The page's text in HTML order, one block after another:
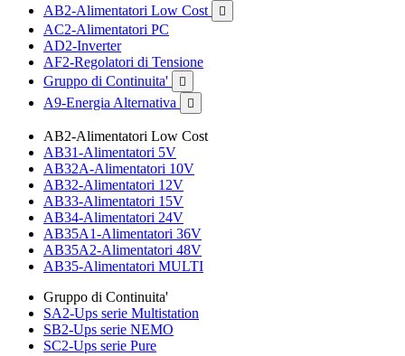
AB2-Alimentatori Low Cost

AC2-Alimentatori PC
AD2-Inverter
AF2-Regolatori di Tensione
Gruppo di Continuita'

A9-Energia Alternativa 
AB2-Alimentatori Low Cost
AB31-Alimentatori 5V
AB32A-Alimentatori 10V
AB32-Alimentatori 12V
AB33-Alimentatori 15V
AB34-Alimentatori 24V
AB35A1-Alimentatori 36V
AB35A2-Alimentatori 48V
AB35-Alimentatori MULTI
Gruppo di Continuita'
SA2-Ups serie Multistation
SB2-Ups serie NEMO
SC2-Ups serie Pure